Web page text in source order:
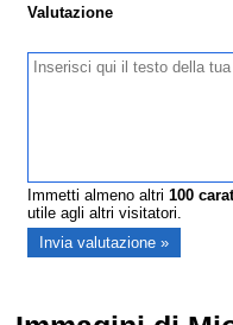
Valutazione
Immetti almeno altri100
utile agli altri visitatori.